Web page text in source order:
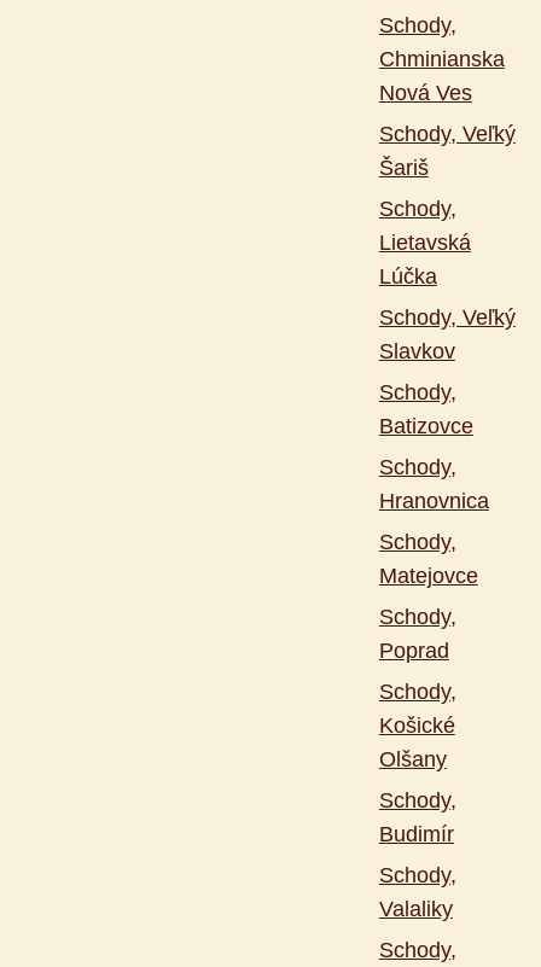
Schody,
Chminianska
Nová Ves
Schody, Veľký
Šariš
Schody,
Lietavská
Lúčka
Schody, Veľký
Slavkov
Schody,
Batizovce
Schody,
Hranovnica
Schody,
Matejovce
Schody,
Poprad
Schody,
Košické
Olšany
Schody,
Budimír
Schody,
Valaliky
Schody,